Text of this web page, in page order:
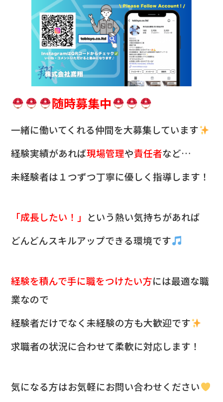
随時募集中
一緒に働いてくれる仲間を大募集しています
経験実績があれば現場管理や責任者など…
未経験者は１つずつ丁寧に優しく指導します！
「成長したい！」 という熱い気持ちがあれば
どんどんスキルアップできる環境です
経験を積んで手に職をつけたい方には最適な職
業なので
経験者だけでなく未経験の方も大歓迎です
求職者の状況に合わせて柔軟に対応します！
気になる方はお気軽にお問い合わせください